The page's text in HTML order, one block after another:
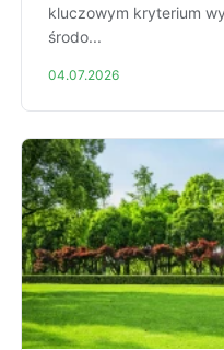
kluczowym kryterium
środo...
04.07.2026